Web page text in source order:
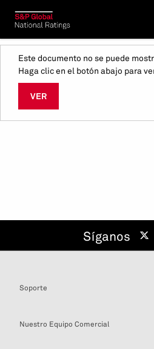
Este documento no se puede
Haga clic en el botón abajo para
VER
Síganos
Soporte
Nuestro Equipo Comercial